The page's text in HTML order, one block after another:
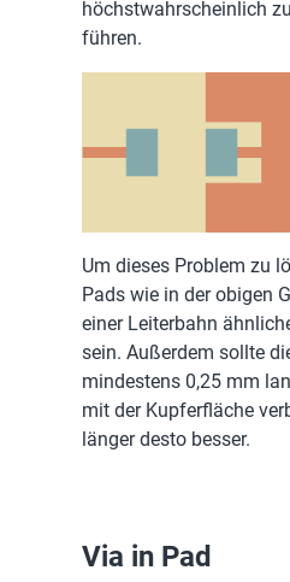
höchstwahrscheinlich
führen.
Um dieses Problem zu
Pads wie in der obigen
einer Leiterbahn
sein. Außerdem sollte
mindestens 0,25 mm
mit der Kupferfläche
länger desto besser.
Via in Pad